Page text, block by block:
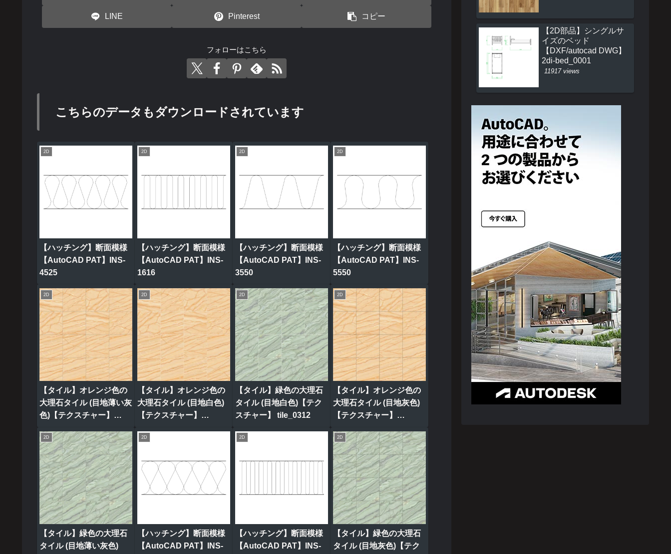
LINE Pinterest コピー
フォローはこちら
こちらのデータもダウンロードされています
2D
【ハッチング】断面模様
【AutoCAD PAT】INS-
4525
2D
【ハッチング】断面模様
【AutoCAD PAT】INS-
1616
2D
【ハッチング】断面模様
【AutoCAD PAT】INS-
3550
2D
【ハッチング】断面模様
【AutoCAD PAT】INS-
5550
2D
【タイル】オレンジ色の
大理石タイル (目地薄い灰
色)【テクスチャー】
2D
【タイル】オレンジ色の
大理石タイル (目地白色)
【テクスチャー】
2D
【タイル】緑色の大理石
タイル (目地白色)【テク
スチャー】 tile_0312
2D
【タイル】オレンジ色の
大理石タイル (目地灰色)
【テクスチャー】
2D
【タイル】緑色の大理石
タイル (目地薄い灰色)
2D
【ハッチング】断面模様
【AutoCAD PAT】INS-
2D
【ハッチング】断面模様
【AutoCAD PAT】INS-
2D
【タイル】緑色の大理石
タイル (目地灰色)【テク
【2D部品】シングルサ
イズのベッド
【DXF/autocad DWG】
2di-bed_0001
11917 views